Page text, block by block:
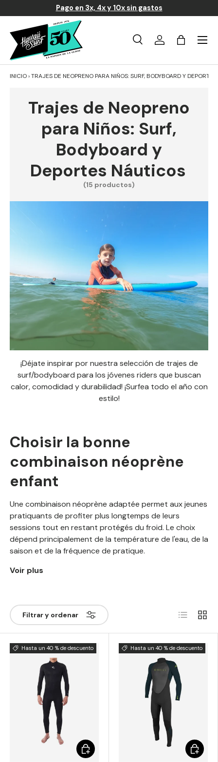
Ir al contenido
Pago en 3x, 4x y 10x sin gastos
Buscar
BúsquedaIniciar sesión
Carrito
Menú
INICIO›TRAJES DE NEOPRENO PARA NIÑOS: SURF, BODYBOARD Y
Trajes de Neopreno
para Niños: Surf,
Bodyboard y
Deportes Náuticos
(15 productos)
¡Déjate inspirar por nuestra selección de trajes de
surf/bodyboard para los jóvenes riders que buscan
calor, comodidad y durabilidad! ¡Surfea todo el año con
estilo!
Choisir la bonne
combinaison néoprène
enfant
Une combinaison néoprène adaptée permet aux jeunes
pratiquants de profiter plus longtemps de leurs
sessions tout en restant protégés du froid. Le choix
dépend principalement de la température de l'eau, de la
saison et de la fréquence de pratique.
Voir plus
Filtrar y ordenar Lista Rejilla
Hasta un 40 % de descuento
Elegir opciones
Hasta un 40 % de descuento
Elegir